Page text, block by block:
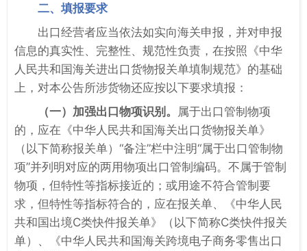
二、填报要求
出口经营者应当依法如实向海关申报，并对申报
信息的真实性、完整性、规范性负责，在按照《中华
人民共和国海关进出口货物报关单填制规范》的基础
上，对本公告所涉货物还应按以下要求填报：
（一）加强出口物项识别。
属于出口管制物项
的，应在《中华人民共和国海关出口货物报关单》
（以下简称报关单）“备注”栏中注明“属于出口管制物
项”并列明对应的两用物项出口管制编码。不属于管制
物项，但特性等指标接近的；或用途不符合管制要
求，但特性等指标符合的，应在报关单、《中华人民
共和国出境C类快件报关单》（以下简称C类快件报关
单）、《中华人民共和国海关跨境电子商务零售出口